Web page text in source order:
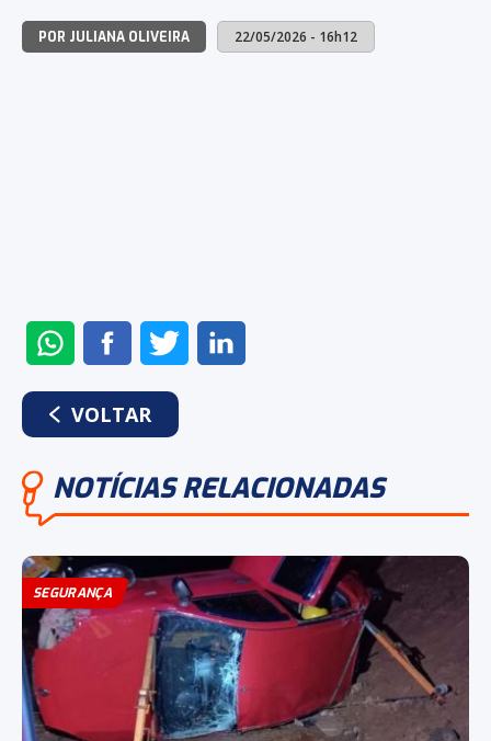
POR JULIANA OLIVEIRA 22/05/2026 - 16h12
ENVIAR
NO
WHATSAPP
COMPARTILHAR
NO
FACEBOOK
COMPARTILHAR
NO
VOLTAR
NOTÍCIAS RELACIONADAS
SEGURANÇA